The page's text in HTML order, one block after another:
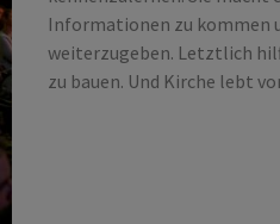
schwarze Brett auch
Gemeindeleben. Sie
Benachrichtigungen zu